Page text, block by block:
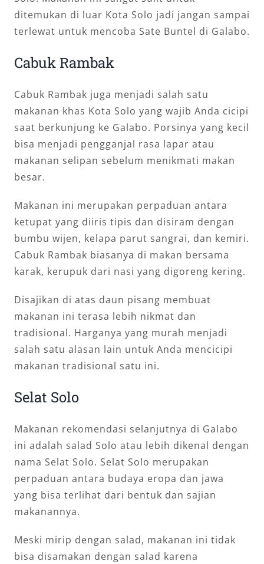
ditemukan di luar Kota Solo jadi jangan sampai
terlewat untuk mencoba Sate Buntel di Galabo.
Cabuk Rambak
Cabuk Rambak juga menjadi salah satu
makanan khas Kota Solo yang wajib Anda cicipi
saat berkunjung ke Galabo. Porsinya yang kecil
bisa menjadi pengganjal rasa lapar atau
makanan selipan sebelum menikmati makan
besar.
Makanan ini merupakan perpaduan antara
ketupat yang diiris tipis dan disiram dengan
bumbu wijen, kelapa parut sangrai, dan kemiri.
Cabuk Rambak biasanya di makan bersama
karak, kerupuk dari nasi yang digoreng kering.
Disajikan di atas daun pisang membuat
makanan ini terasa lebih nikmat dan
tradisional. Harganya yang murah menjadi
salah satu alasan lain untuk Anda mencicipi
makanan tradisional satu ini.
Selat Solo
Makanan rekomendasi selanjutnya di Galabo
ini adalah salad Solo atau lebih dikenal dengan
nama Selat Solo. Selat Solo merupakan
perpaduan antara budaya eropa dan jawa
yang bisa terlihat dari bentuk dan sajian
makanannya.
Meski mirip dengan salad, makanan ini tidak
bisa disamakan dengan salad karena